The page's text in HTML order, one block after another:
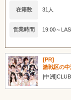
在籍数 31人
営業時間 19:00～
[PR]
激戦区の
[中洲